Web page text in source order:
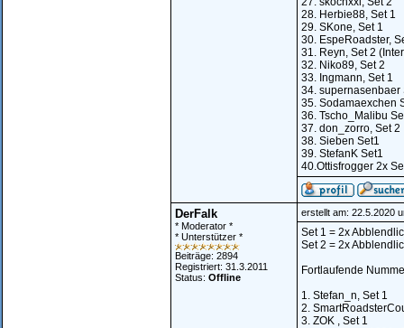
28. Herbie88, Set 1
29. SKone, Set 1
30. EspeRoadster,
31. Reyn, Set 2
32. Niko89, Set 2
33. Ingmann, Set 1
34. supernasenbaer
35. Sodamaexchen
36. Tscho_Malibu
37. don_zorro, Set 2
38. Sieben Set1
39. StefanK Set1
40.Ottisfrogger 2x
DerFalk
* Moderator *
* Unterstützer *
Beiträge: 2894
Registriert: 31.3.2011
Status: Offline
erstellt am: 22.5.2020
Set 1 = 2x
Set 2 = 2x
Fortlaufende
1. Stefan_n, Set 1
2.
3. ZOK , Set 1